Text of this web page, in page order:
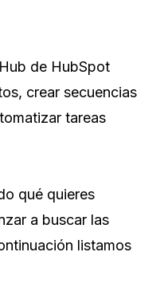
de HubSpot
crear secuencias
tareas
qué quieres
a buscar las
listamos